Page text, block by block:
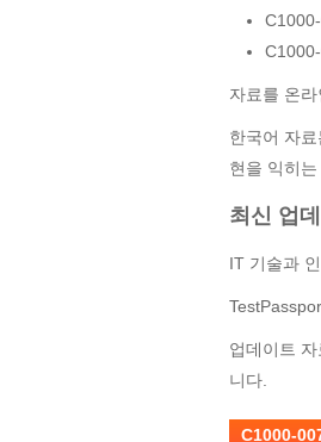
자료를 온
한국어 자
현을 익히
최신 업
IT 기술과
업데이트
니다.
C1000-